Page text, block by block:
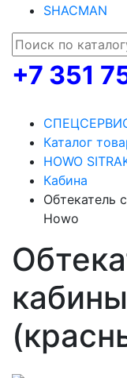
SHACMAN
+7 351
Каталог
HOWO
Кабина
Обтекатель
Howo